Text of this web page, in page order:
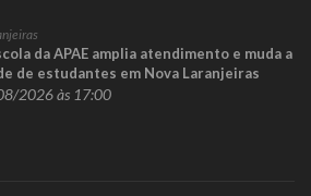
da APAE amplia atendimento e muda a
de estudantes em Nova Laranjeiras
2026 às 17:00